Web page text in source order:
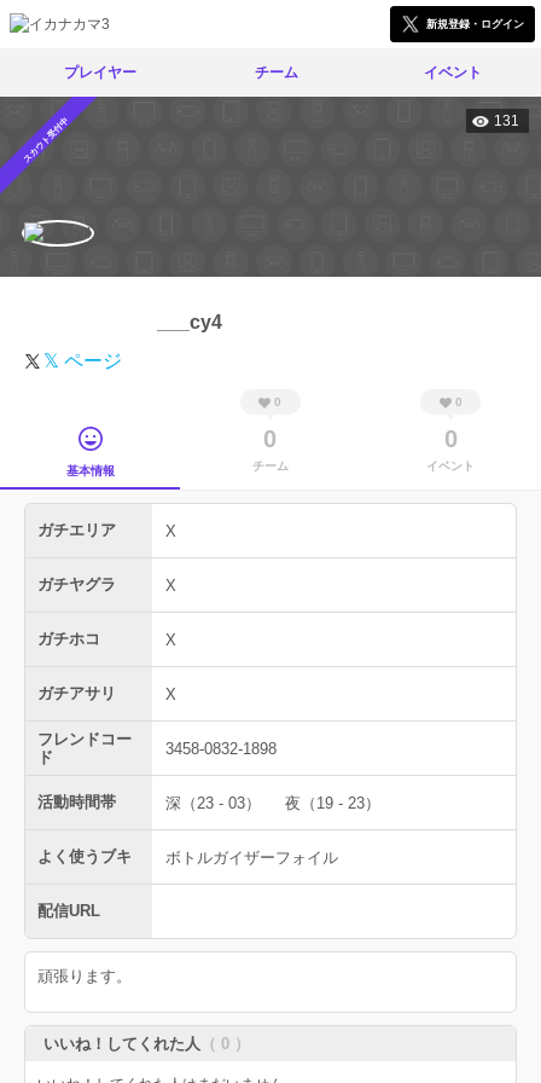
新規登録・ログイン
プレイヤー チーム イベント
スカウト受付中 131
___cy4
𝕏 ページ
基本情報
0
0
チーム
0
0
イベント
ガチエリア X
ガチヤグラ X
ガチホコ X
ガチアサリ X
フレンドコー
ド
3458-0832-1898
活動時間帯 深（23 - 03） 夜（19 - 23）
よく使うブキ ボトルガイザーフォイル
配信URL
頑張ります。
いいね！してくれた人 （ 0 ）